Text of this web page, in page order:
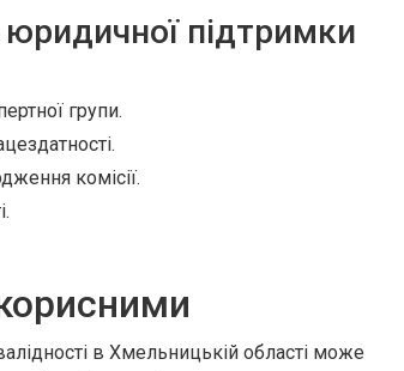
підтримки
групи.
комісії.
в Хмельницькій області може